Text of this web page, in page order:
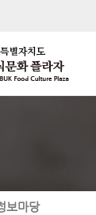
보마당